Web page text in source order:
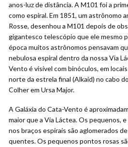
anos-luz de distância. A M101 foi a
como espiral. Em 1851, um astrônomo
Rosse, desenhou a M101 depois de
gigantesco telescópio que ele mesmo
época muitos astrônomos pensavam
nebulosa espiral dentro da nossa Via
Vento é visível com binóculos, em
norte da estrela final (Alkaid) no cabo
Colher em Ursa Major.
A Galáxia do Cata-Vento é
maior que a Via Láctea. Os pequenos,
nos braços espirais são aglomerados
quentes. Os pequenos pontos rosas